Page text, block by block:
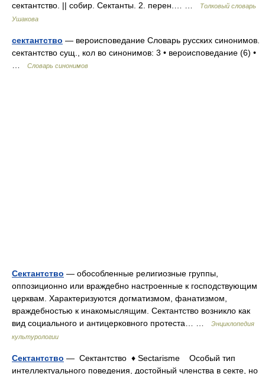
сектантство. || собир. Сектанты. 2. перен.… …
Толковый словарь
Ушакова
сектантство — вероисповедание Словарь русских синонимов.
сектантство сущ., кол во синонимов: 3 • вероисповедание (6) •
Словарь синонимов
Сектантство — обособленные религиозные группы,
оппозиционно или враждебно настроенные к господствующим
церквам. Характеризуются догматизмом, фанатизмом,
враждебностью к инакомыслящим. Сектантство возникло как
вид социального и антицерковного протеста… …
Энциклопедия
культурологии
Сектантство — Сектантство ♦ Sectarisme Особый тип
интеллектуального поведения, достойный членства в секте, но